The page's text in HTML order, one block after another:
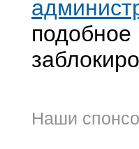
подобное
Наши